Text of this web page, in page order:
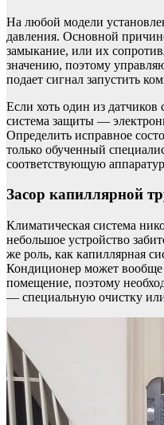
На любой модели
давления. Основной
замыкание, или их
значению, поэтому
подает сигнал запустить
Если хоть один из датчиков
система защиты —
Определить исправное
только обученный
соответствующую
Засор капиллярной
Климатическая система
небольшое устройство
же роль, как капиллярная
Кондиционер может вообще
помещение, поэтому
— специальную очистку